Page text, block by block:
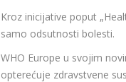
Kroz inicijative poput
samo odsutnosti bolesti.
WHO Europe u svojim
opterećuje zdravstvene